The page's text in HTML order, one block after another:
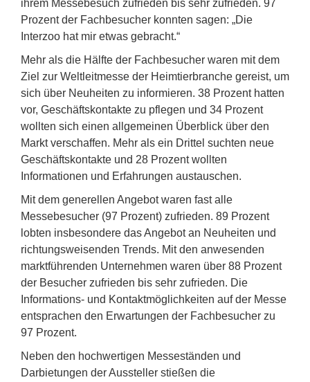
ihrem Messebesuch zufrieden bis sehr zufrieden. 97
Prozent der Fachbesucher konnten sagen: „Die
Interzoo hat mir etwas gebracht.“
Mehr als die Hälfte der Fachbesucher waren mit dem
Ziel zur Weltleitmesse der Heimtierbranche gereist, um
sich über Neuheiten zu informieren. 38 Prozent hatten
vor, Geschäftskontakte zu pflegen und 34 Prozent
wollten sich einen allgemeinen Überblick über den
Markt verschaffen. Mehr als ein Drittel suchten neue
Geschäftskontakte und 28 Prozent wollten
Informationen und Erfahrungen austauschen.
Mit dem generellen Angebot waren fast alle
Messebesucher (97 Prozent) zufrieden. 89 Prozent
lobten insbesondere das Angebot an Neuheiten und
richtungsweisenden Trends. Mit den anwesenden
marktführenden Unternehmen waren über 88 Prozent
der Besucher zufrieden bis sehr zufrieden. Die
Informations- und Kontaktmöglichkeiten auf der Messe
entsprachen den Erwartungen der Fachbesucher zu
97 Prozent.
Neben den hochwertigen Messeständen und
Darbietungen der Aussteller stießen die